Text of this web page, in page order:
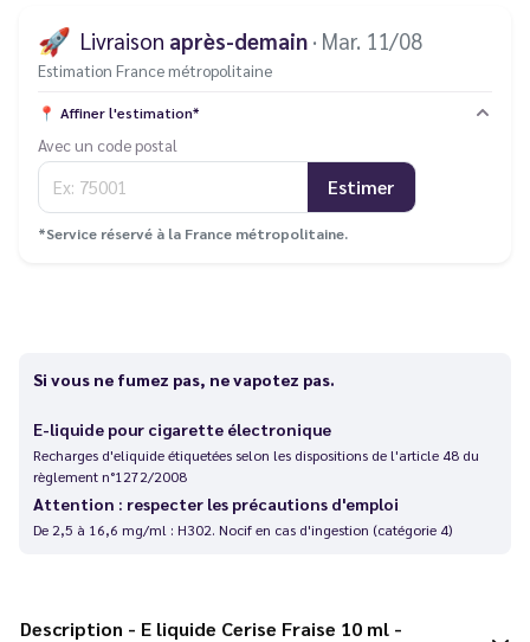
🚀 Livraison après-demain · Mar. 11/08
Estimation France métropolitaine
📍 Affiner l'estimation*
Avec un code postal
Estimer
*Service réservé à la France métropolitaine.
Si vous ne fumez pas, ne vapotez pas.
E-liquide pour cigarette électronique
Recharges d'eliquide étiquetées selon les dispositions de l'article 48 du
règlement n°1272/2008
Attention : respecter les précautions d'emploi
De 2,5 à 16,6 mg/ml : H302. Nocif en cas d'ingestion (catégorie 4)
Description - E liquide Cerise Fraise 10 ml -